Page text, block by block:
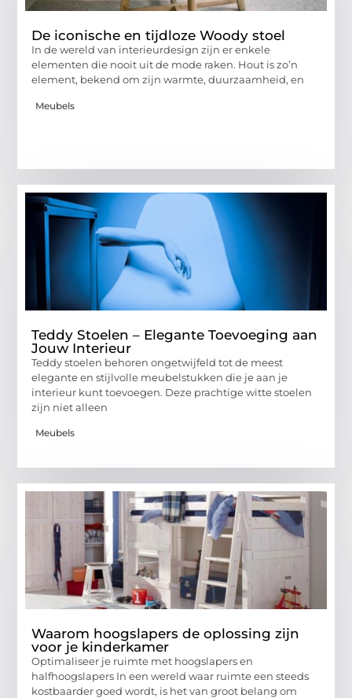
De iconische en tijdloze Woody stoel
In de wereld van interieurdesign zijn er enkele
elementen die nooit uit de mode raken. Hout is zo’n
element, bekend om zijn warmte, duurzaamheid, en
Meubels
Teddy Stoelen – Elegante Toevoeging aan
Jouw Interieur
Teddy stoelen behoren ongetwijfeld tot de meest
elegante en stijlvolle meubelstukken die je aan je
interieur kunt toevoegen. Deze prachtige witte stoelen
zijn niet alleen
Meubels
Waarom hoogslapers de oplossing zijn
voor je kinderkamer
Optimaliseer je ruimte met hoogslapers en
halfhoogslapers In een wereld waar ruimte een steeds
kostbaarder goed wordt, is het van groot belang om